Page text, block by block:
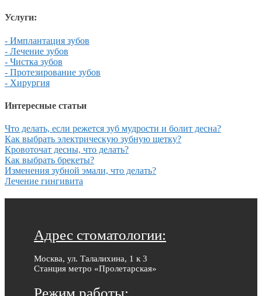
Услуги:
- Имплантация зубов
- Лечение зубов
- Чистка зубов
- Протезирование зубов
- Хирургия
Интересные статьи
Что делать, если режется зуб мудрости и болит десна?
Как выбрать электрическую зубную щетку?
Кровоточат десны, что делать?
Как выбрать брекеты?
Изменения зубной эмали, что делать?
Лечение гингивита
Адрес стоматологии:
Москва, ул. Талалихина, 1 к 3
Станция метро «Пролетарская»
Режим работы: